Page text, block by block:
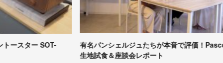
有名パンシェルジュたちが本音で評価！Pascoの冷凍パン
生地試食＆座談会レポート
【